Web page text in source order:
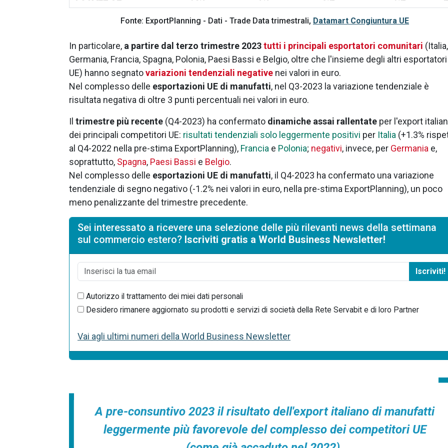
Fonte: ExportPlanning - Dati - Trade Data trimestrali, Datamart Congiuntura UE
In particolare, a partire dal terzo trimestre 2023tutti i principali esportatori comunitari (Italia,
Germania, Francia, Spagna, Polonia, Paesi Bassi e Belgio, oltre che l'insieme degli altri esportatori
UE) hanno segnatovariazioni tendenziali negative nei valori in euro.
Nel complesso delle esportazioni UE di manufatti, nel Q3-2023 la variazione tendenziale è
risultata negativa di oltre 3 punti percentuali nei valori in euro.
Il trimestre più recente (Q4-2023) ha confermato dinamiche assai rallentate per l'export
dei principali competitori UE: risultati tendenziali solo leggermente positivi per Italia (+1.3%
al Q4-2022 nella pre-stima ExportPlanning), Francia e Polonia; negativi, invece, per Germania e,
soprattutto, Spagna, Paesi Bassi e Belgio.
Nel complesso delle esportazioni UE di manufatti, il Q4-2023 ha confermato una variazione
tendenziale di segno negativo (-1.2% nei valori in euro, nella pre-stima ExportPlanning), un poco
meno penalizzante del trimestre precedente.
Sei interessato a ricevere una selezione delle più rilevanti news della settimana
sul commercio estero? Iscriviti gratis a World Business Newsletter!
Iscriviti!
Autorizzo il trattamento dei miei dati personali
Desidero rimanere aggiornato su prodotti e servizi di società della Rete Servabit e di loro Partner
Vai agli ultimi numeri della World Business Newsletter
A pre-consuntivo 2023 il risultato dell'export italiano di manufatti
leggermente più favorevole del complesso dei competitori UE